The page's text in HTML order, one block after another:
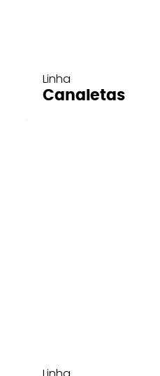
Linha
Canaletas